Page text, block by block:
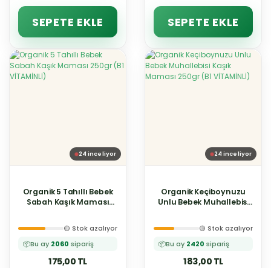
SEPETE EKLE SEPETE EKLE
24 inceliyor
Organik 5 Tahıllı Bebek
Sabah Kaşık Maması
📦Bu ay 2060 sipariş
175,00 TL
🟡 Stok azalıyor
24 inceliyor
Organik Keçiboynuzu
Unlu Bebek Muhallebisi
📦Bu ay 2420 sipariş
183,00 TL
🟡 Stok azalıyor